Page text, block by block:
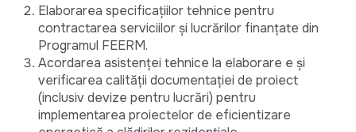
Elaborarea specificațiilor tehnice pentru
contractarea serviciilor și lucrărilor finanțate din
Programul FEERM.
Acordarea asistenței tehnice la elaborare e și
verificarea calității documentației de proiect
(inclusiv devize pentru lucrări) pentru
implementarea proiectelor de eficientizare